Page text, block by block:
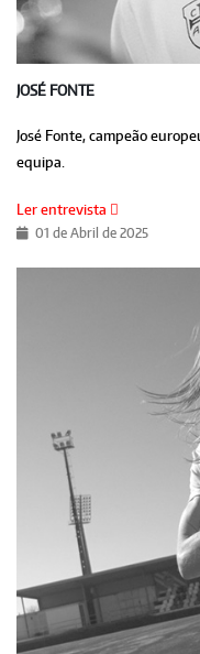
JOSÉ FONTE
José Fonte, campeão
equipa.
Ler entrevista
01 de Abril de 2025